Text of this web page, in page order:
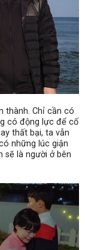
thành. Chỉ cần có
có động lực để cố
thất bại, ta vẫn
những lúc giận
sẽ là người ở bên